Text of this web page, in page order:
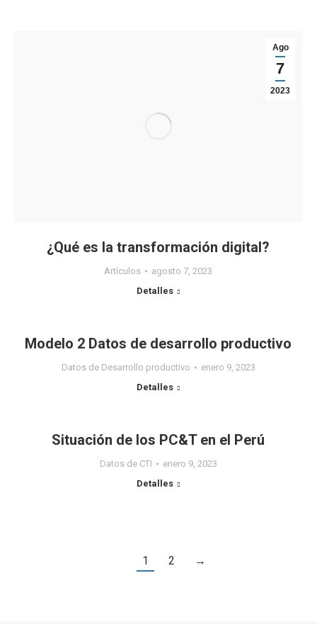
Ago
7
2023
¿Qué es la transformación digital?
Artículos
agosto 7, 2023
Detalles
Modelo 2 Datos de desarrollo productivo
Datos de Desarrollo productivo
enero 9, 2023
Detalles
Situación de los PC&T en el Perú
Datos de CTI
enero 9, 2023
Detalles
1 2 →